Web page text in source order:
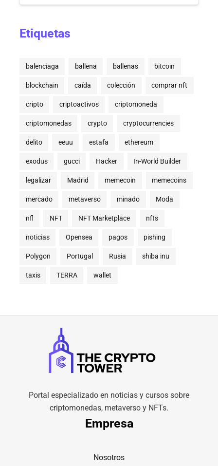
Etiquetas
balenciaga ballena ballenas bitcoin
blockchain caída colección comprar nft
cripto criptoactivos criptomoneda
criptomonedas crypto cryptocurrencies
delito eeuu estafa ethereum
exodus gucci Hacker In-World Builder
legalizar Madrid memecoin memecoins
mercado metaverso minado Moda
nfl NFT NFT Marketplace nfts
noticias Opensea pagos pishing
Polygon Portugal Rusia shiba inu
taxis TERRA wallet
Portal especializado en noticias y cursos sobre
criptomonedas, metaverso y NFTs.
Empresa
Nosotros